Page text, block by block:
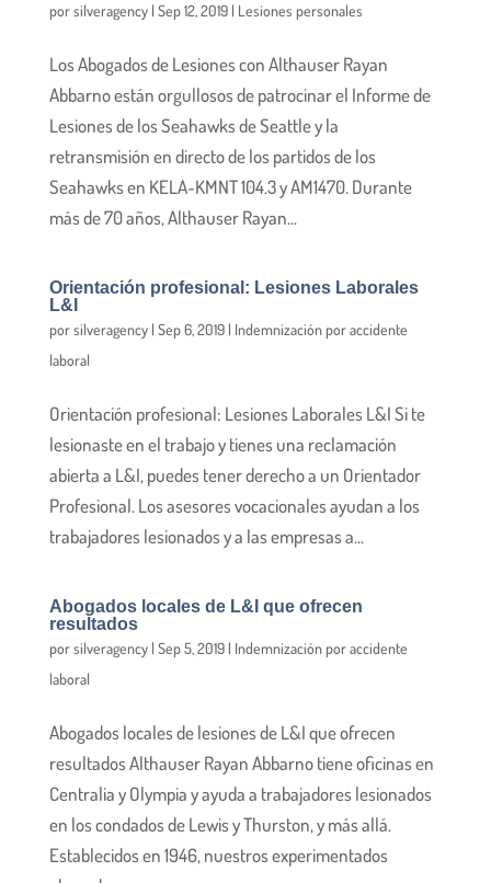
porsilveragency| Sep 12, 2019| Lesiones personales
Los Abogados de Lesiones con Althauser Rayan
Abbarno están orgullosos de patrocinar el Informe de
Lesiones de los Seahawks de Seattle y la
retransmisión en directo de los partidos de los
Seahawks en KELA-KMNT 104.3 y AM1470. Durante
más de 70 años, Althauser Rayan...
Orientación profesional: Lesiones Laborales
L&I
porsilveragency| Sep 6, 2019| Indemnización por accidente
laboral
Orientación profesional: Lesiones Laborales L&I Si te
lesionaste en el trabajo y tienes una reclamación
abierta a L&I, puedes tener derecho a un Orientador
Profesional. Los asesores vocacionales ayudan a los
trabajadores lesionados y a las empresas a...
Abogados locales de L&I que ofrecen
resultados
porsilveragency| Sep 5, 2019| Indemnización por accidente
laboral
Abogados locales de lesiones de L&I que ofrecen
resultados Althauser Rayan Abbarno tiene oficinas en
Centralia y Olympia y ayuda a trabajadores lesionados
en los condados de Lewis y Thurston, y más allá.
Establecidos en 1946, nuestros experimentados